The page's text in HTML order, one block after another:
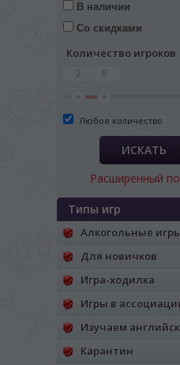
В наличии
Со скидками
Количество игроков
2 6
Любое количество
ИСКАТЬ
Расширенный
Типы игр
Алкогольные
Для новичков
Игра-ходилка
Игры в
Изучаем
Карантин